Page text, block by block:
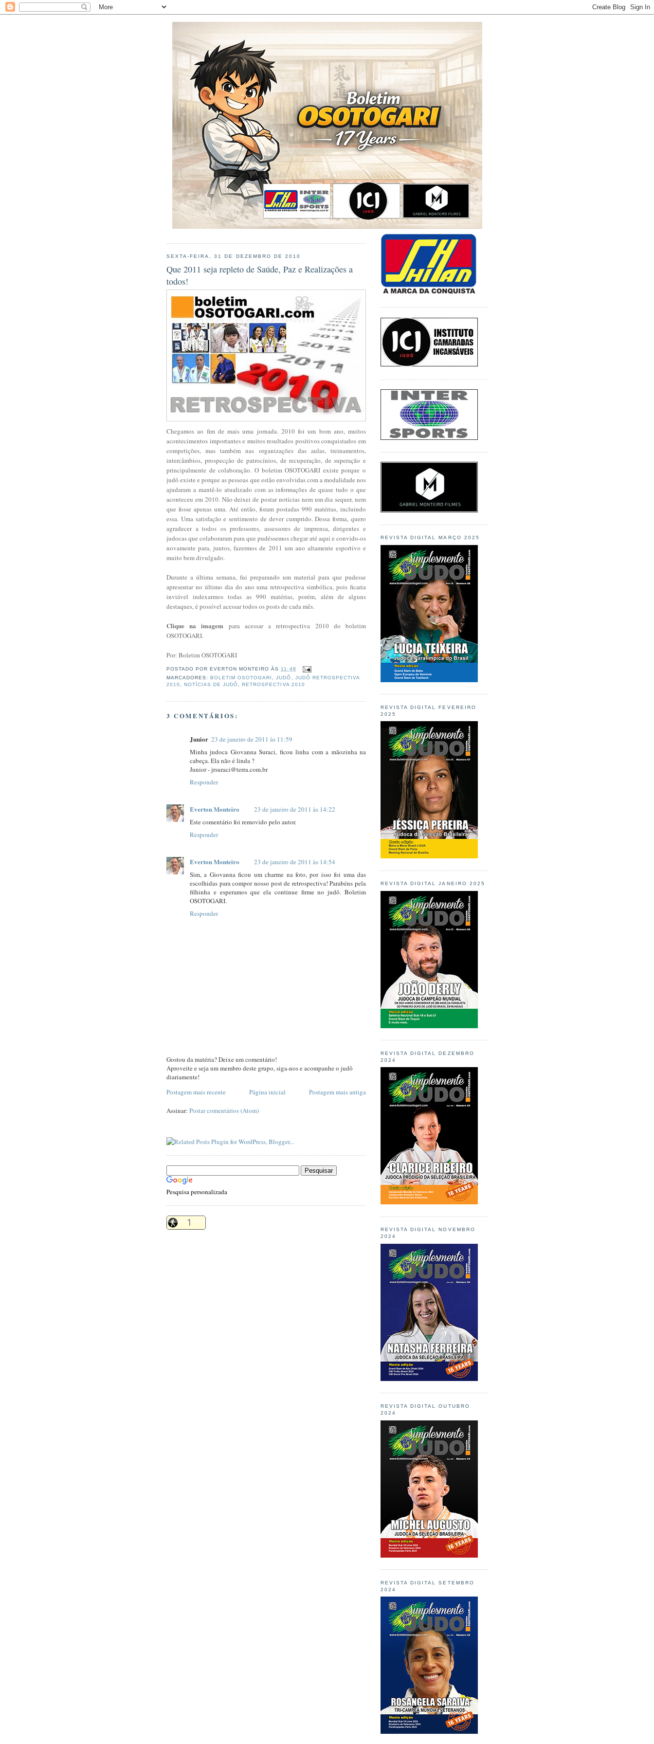
SEXTA-FEIRA, 31 DE DEZEMBRO DE 2010
Que 2011 seja repleto de Saúde, Paz e Realizações a
todos!
Chegamos ao fim de mais uma jornada. 2010 foi um bom ano, muitos
acontecimentos importantes e muitos resultados positivos conquistados em
competições, mas também nas organizações das aulas, treinamentos,
intercâmbios, prospecção de patrocínios, de recuperação, de superação e
principalmente de colaboração. O boletim OSOTOGARI existe porque o
judô existe e porque as pessoas que estão envolvidas com a modalidade nos
ajudaram a mantê-lo atualizado com as informações de quase tudo o que
aconteceu em 2010. Não deixei de postar notícias nem um dia sequer, nem
que fosse apenas uma. Até então, foram postadas 990 matérias, incluindo
essa. Uma satisfação e sentimento de dever cumprido. Dessa forma, quero
agradecer a todos os professores, assessores de imprensa, dirigentes e
judocas que colaboraram para que pudéssemos chegar até aqui e convido-os
novamente para, juntos, fazermos de 2011 um ano altamente esportivo e
muito bem divulgado.
Durante a última semana, fui preparando um material para que pudesse
apresentar no último dia do ano uma retrospectiva simbólica, pois ficaria
inviável indexarmos todas as 990 matérias, porém, além de alguns
destaques, é possível acessar todos os posts de cada mês.
Clique na imagem para acessar a retrospectiva 2010 do boletim
OSOTOGARI.
Por: Boletim OSOTOGARI
POSTADO POR EVERTON MONTEIRO ÀS11:48
MARCADORES:BOLETIM OSOTOGARI ,JUDÔ , JUDÔ RETROSPECTIVA
2010,NOTÍCIAS DE JUDÔ,RETROSPECTIVA 2010
3 COMENTÁRIOS:
Junior 23 de janeiro de 2011 às 11:59
Minha judoca Giovanna Suraci, ficou linha com a mãozinha na
cabeça. Ela não é linda ?
Junior - jrsuraci@terra.com.br
Responder
Everton Monteiro
23 de janeiro de 2011 às 14:22
Este comentário foi removido pelo autor.
Responder
Everton Monteiro
23 de janeiro de 2011 às 14:54
Sim, a Giovanna ficou um charme na foto, por isso foi uma das
escolhidas para compor nosso post de retrospectiva! Parabéns pela
filhinha e esperamos que ela continue firme no judô. Boletim
OSOTOGARI.
Responder
Gostou da matéria? Deixe um comentário!
Aproveite e seja um membro deste grupo, siga-nos e acompanhe o judô
diariamente!
Postagem mais recente
Postagem mais antiga
Página inicial
Assinar: Postar comentários (Atom)
Pesquisa personalizada
REVISTA DIGITAL MARÇO 2025
REVISTA DIGITAL FEVEREIRO
2025
REVISTA DIGITAL JANEIRO 2025
REVISTA DIGITAL DEZEMBRO
2024
REVISTA DIGITAL NOVEMBRO
2024
REVISTA DIGITAL OUTUBRO
2024
REVISTA DIGITAL SETEMBRO
2024